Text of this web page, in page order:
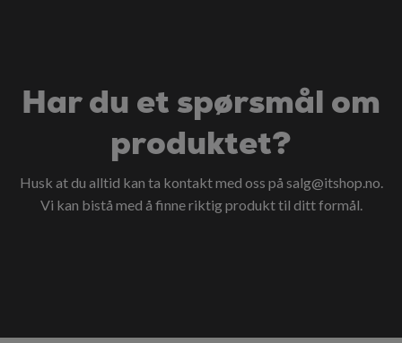
Har du et spørsmål om
produktet?
Husk at du alltid kan ta kontakt med oss på salg@itshop.no.
Vi kan bistå med å finne riktig produkt til ditt formål.